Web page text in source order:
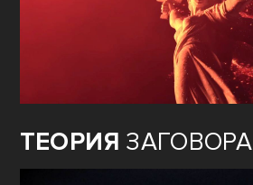
ТЕОРИЯ ЗАГОВОРА